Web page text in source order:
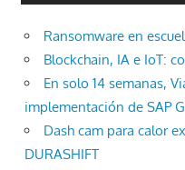
Ransomware en
Blockchain, IA e IoT:
En solo 14 semanas,
implementación de SAP
Dash cam para calor
DURASHIFT